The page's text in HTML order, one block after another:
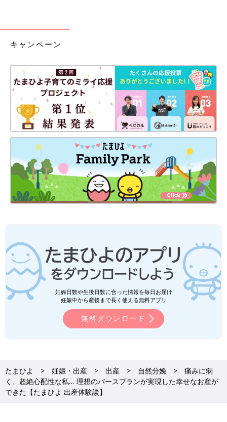
キャンペーン
妊娠日数や生後日数に合った情報を毎日お届け
妊娠中から産後まで長く使える無料アプリ
無料ダウンロード
たまひよ 妊娠・出産 出産 自然分娩
痛みに弱
く、超絶心配性な私… 理想のバースプランが実現した幸せなお産が
できた【たまひよ 出産体験談】